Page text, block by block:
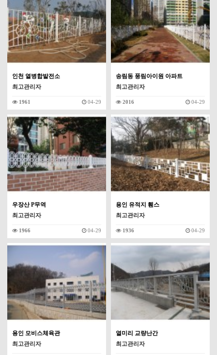
인천 열병합발전소
최고관리자
1961 04-29
송림동 풍림아이원 아파트
최고관리자
2016 04-29
우장산 P무역
최고관리자
1966 04-29
용인 유적지 휀스
최고관리자
1936 04-29
용인 모비스체육관
최고관리자
열미리 교량난간
최고관리자